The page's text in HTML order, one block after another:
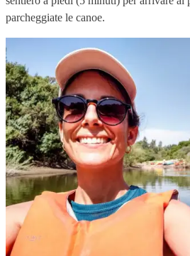
parcheggiate le canoe.